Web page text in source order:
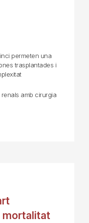
permeten una
trasplantades i
renals amb cirurgia
mortalitat